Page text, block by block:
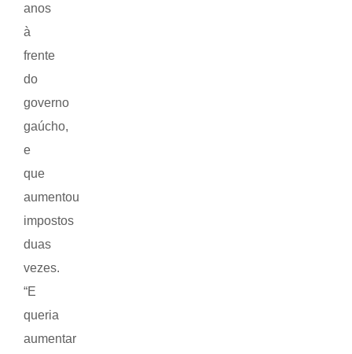
anos
à
frente
do
governo
gaúcho,
e
que
aumentou
impostos
duas
vezes.
“E
queria
aumentar